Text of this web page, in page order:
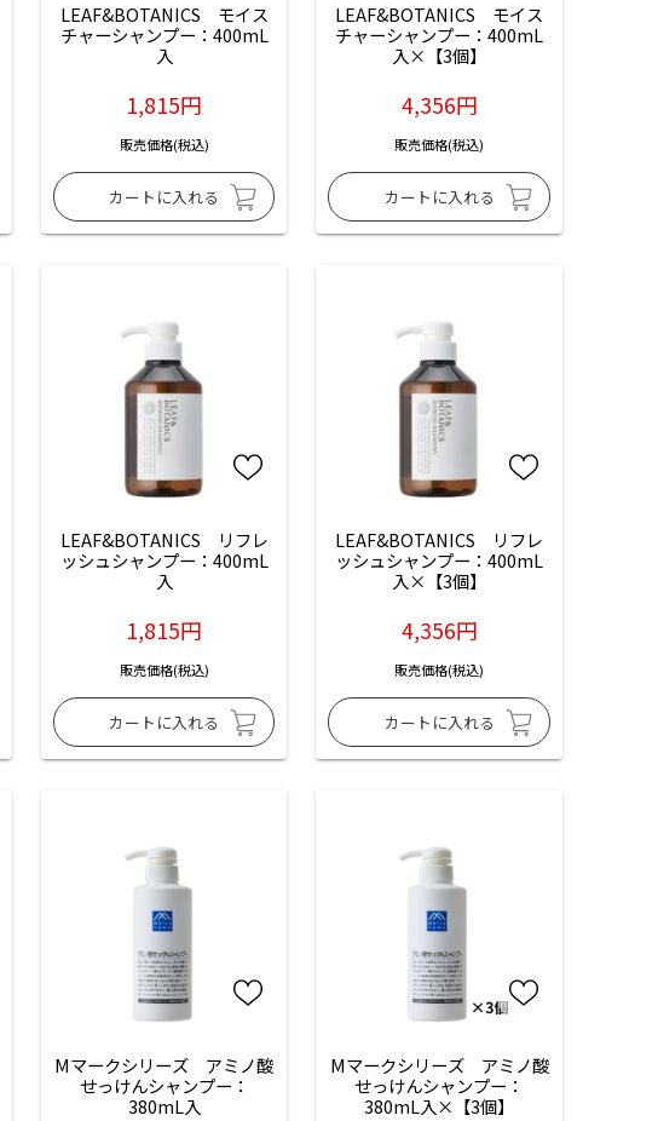
LEAF&BOTANICS　モイス
チャーシャンプー：400mL
入
1,815円
販売価格(税込)
LEAF&BOTANICS　モイス
チャーシャンプー：400mL
入×【3個】
4,356円
販売価格(税込)
LEAF&BOTANICS　リフレ
ッシュシャンプー：400mL
入
1,815円
販売価格(税込)
LEAF&BOTANICS　リフレ
ッシュシャンプー：400mL
入×【3個】
4,356円
販売価格(税込)
Mマークシリーズ　アミノ酸
せっけんシャンプー：
380mL入
Mマークシリーズ　アミノ酸
せっけんシャンプー：
380mL入×【3個】